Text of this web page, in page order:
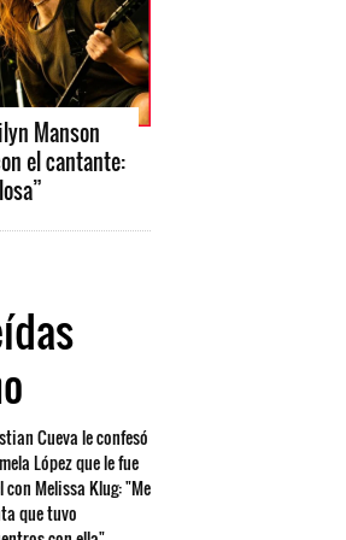
Manson
el cantante:
Cueva le confesó
López que le fue
Melissa Klug: "Me
que tuvo